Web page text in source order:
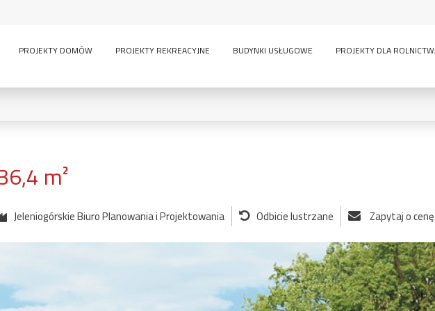
PROJEKTY DOMÓW
PROJEKTY REKREACYJNE BUDYNKI USŁUGOWE PROJEKTY DLA
bud. socjalny inwentarskie
sauna
parterowy
wielokondygnacyjny
GARAŻE:
bez garażu 1-
m²
Jeleniogórskie Biuro Planowania i Projektowania Odbicie lustrzane Zapytaj o cenę